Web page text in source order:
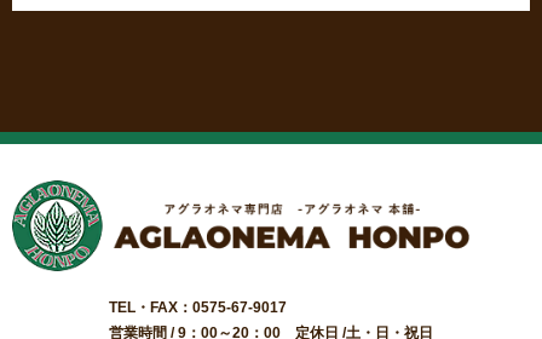
TEL・FAX：0575-67-9017
営業時間 / 9：00～20：00 定休日 /土・日・祝日